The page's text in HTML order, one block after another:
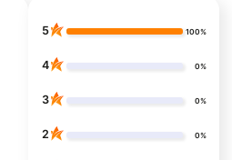
5 100%
4 0%
3 0%
2 0%